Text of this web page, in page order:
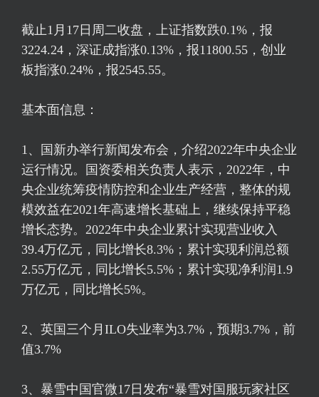
截止1月17日周二收盘， 上证指数跌0.1%，报
3224.24， 深证成指涨0.13%，报11800.55，创业
板指涨0.24%，报2545.55。
基本面信息：
1、国新办举行新闻发布会，介绍2022年中央企业
运行情况。国资委相关负责人表示，2022年，中
央企业统筹疫情防控和企业生产经营，整体的规
模效益在2021年高速增长基础上，继续保持平稳
增长态势。2022年中央企业累计实现营业收入
39.4万亿元，同比增长8.3%；累计实现利润总额
2.55万亿元，同比增长5.5%；累计实现净利润1.9
万亿元，同比增长5%。
2、英国三个月ILO失业率为3.7%，预期3.7%，前
值3.7%
3、暴雪中国官微17日发布“暴雪对国服玩家社区